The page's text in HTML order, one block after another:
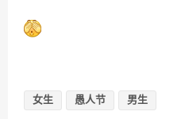
女生 愚人节 男生